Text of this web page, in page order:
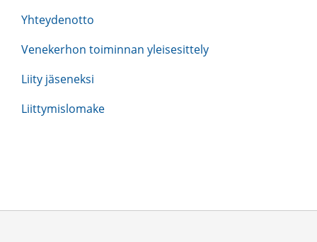
Yhteydenotto
Venekerhon toiminnan yleisesittely
Liity jäseneksi
Liittymislomake